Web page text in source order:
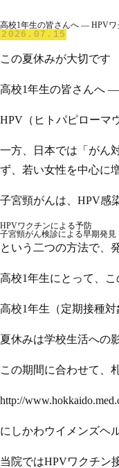
高校1年生の皆さんへ ― HPV
2026.07.15
この夏休みが大切です
高校1年生の皆さんへ
HPV（ヒトパピローマ
一方、日本では「がん
ず、若い女性を中心に
子宮頸がんは、HPV感
HPVワクチンによる予防
子宮頸がん検診による早期発見
という二つの方法で、
高校1年生にとって、
高校1年生（定期接種対
夏休みは学校生活への
この期間に合わせて、
http://
にしかわウイメンズヘ
当院ではHPVワクチン